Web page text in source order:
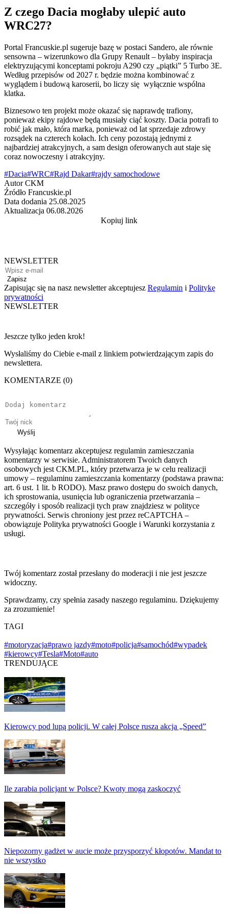
Z czego Dacia mogłaby ulepić auto
WRC27?
Portal Francuskie.pl sugeruje bazę w postaci Sandero, ale równie
sensowna – wizerunkowo dla Grupy Renault – byłaby inspiracja
elektryzującymi konceptami pokroju A290 czy „piątki” 5 Turbo 3E.
Według przepisów od 2027 r. będzie można kombinować z
wyglądem i budową karoserii, bo liczy się wyłącznie wspólna
klatka.
Biznesowo ten projekt może okazać się naprawdę trafiony,
ponieważ ekipy rajdowe będą musiały ciąć koszty. Dacia potrafi to
robić jak mało, która marka, ponieważ od lat sprzedaje zdrowy
rozsądek na czterech kołach. Ich ceny pozostają jednymi z
najbardziej atrakcyjnych, a sam design oferowanych aut staje się
coraz nowoczesny i atrakcyjny.
#Dacia#WRC#Rajd Dakar#rajdy samochodowe
Autor CKM
Źródło Francuskie.pl
Data dodania 25.08.2025
Aktualizacja 06.08.2026
Kopiuj link
NEWSLETTER
Zapisz
Zapisując się na nasz newsletter akceptujesz Regulamin i Politykę
prywatności
NEWSLETTER
Jeszcze tylko jeden krok!
Wysłaliśmy do Ciebie e-mail z linkiem potwierdzającym zapis do
newslettera.
KOMENTARZE (0)
Wyślij
Wysyłając komentarz akceptujesz regulamin zamieszczania
komentarzy w serwisie. Administratorem Twoich danych
osobowych jest CKM.PL, który przetwarza je w celu realizacji
umowy – regulaminu zamieszczania komentarzy (podstawa prawna:
art. 6 ust. 1 lit. b RODO). Masz prawo dostępu do swoich danych,
ich sprostowania, usunięcia lub ograniczenia przetwarzania –
szczegóły i sposób realizacji tych praw znajdziesz w polityce
prywatności. Serwis chroniony jest przez reCAPTCHA –
obowiązuje Polityka prywatności Google i Warunki korzystania z
usługi.
Twój komentarz został przesłany do moderacji i nie jest jeszcze
widoczny.
Sprawdzamy, czy spełnia zasady naszego regulaminu. Dziękujemy
za zrozumienie!
TAGI
#motoryzacja#prawo jazdy#moto#policja#samochód#wypadek
#kierowcy#Tesla#Moto#auto
TRENDUJĄCE
Kierowcy pod lupą policji. W całej Polsce rusza akcja „Speed”
Ile zarabia policjant w Polsce? Kwoty mogą zaskoczyć
Niepozorny gadżet w aucie może przysporzyć kłopotów. Mandat to
nie wszystko